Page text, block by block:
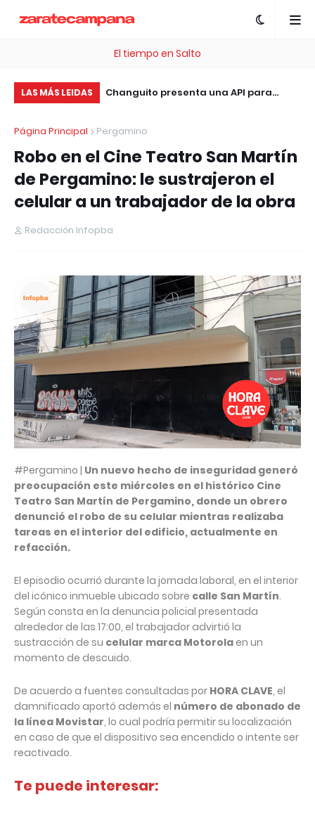
El tiempo en Salto
LAS MÁS LEIDAS
esta plataforma te
Changuito presenta una API para
y tiendas online sin costo
Página Principal Pergamino
Robo en el Cine Teatro San Martín
de Pergamino: le sustrajeron el
celular a un trabajador de la obra
Redacción Infopba
#Pergamino | Un nuevo hecho de inseguridad generó
preocupación este miércoles en el histórico Cine
Teatro San Martín de Pergamino, donde un obrero
denunció el robo de su celular mientras realizaba
tareas en el interior del edificio, actualmente en
refacción.
El episodio ocurrió durante la jornada laboral, en el interior
del icónico inmueble ubicado sobre calle San Martín.
Según consta en la denuncia policial presentada
alrededor de las 17:00, el trabajador advirtió la
sustracción de su celular marca Motorolaen un
momento de descuido.
De acuerdo a fuentes consultadas por HORA CLAVE, el
damnificado aportó además el número de abonado de
la línea Movistar, lo cual podría permitir su localización
en caso de que el dispositivo sea encendido o intente ser
reactivado.
Te puede interesar: